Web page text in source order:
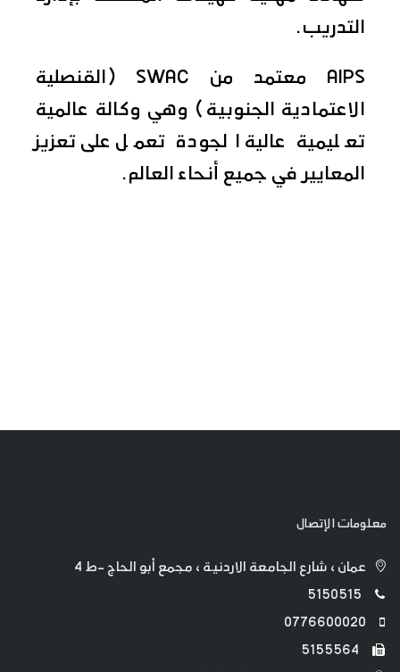
التدريب.
AIPS معتمد من SWAC (القنصلية
الاعتمادية الجنوبية) وهي وكالة عالمية
تعليمية عالية الجودة تعمل على تعزيز
المعايير في جميع أنحاء العالم.
معلومات الإتصال
عمان ، شارع الجامعة الاردنية ، مجمع أبو الحاج -ط 4
5150515
0776600020
5155564